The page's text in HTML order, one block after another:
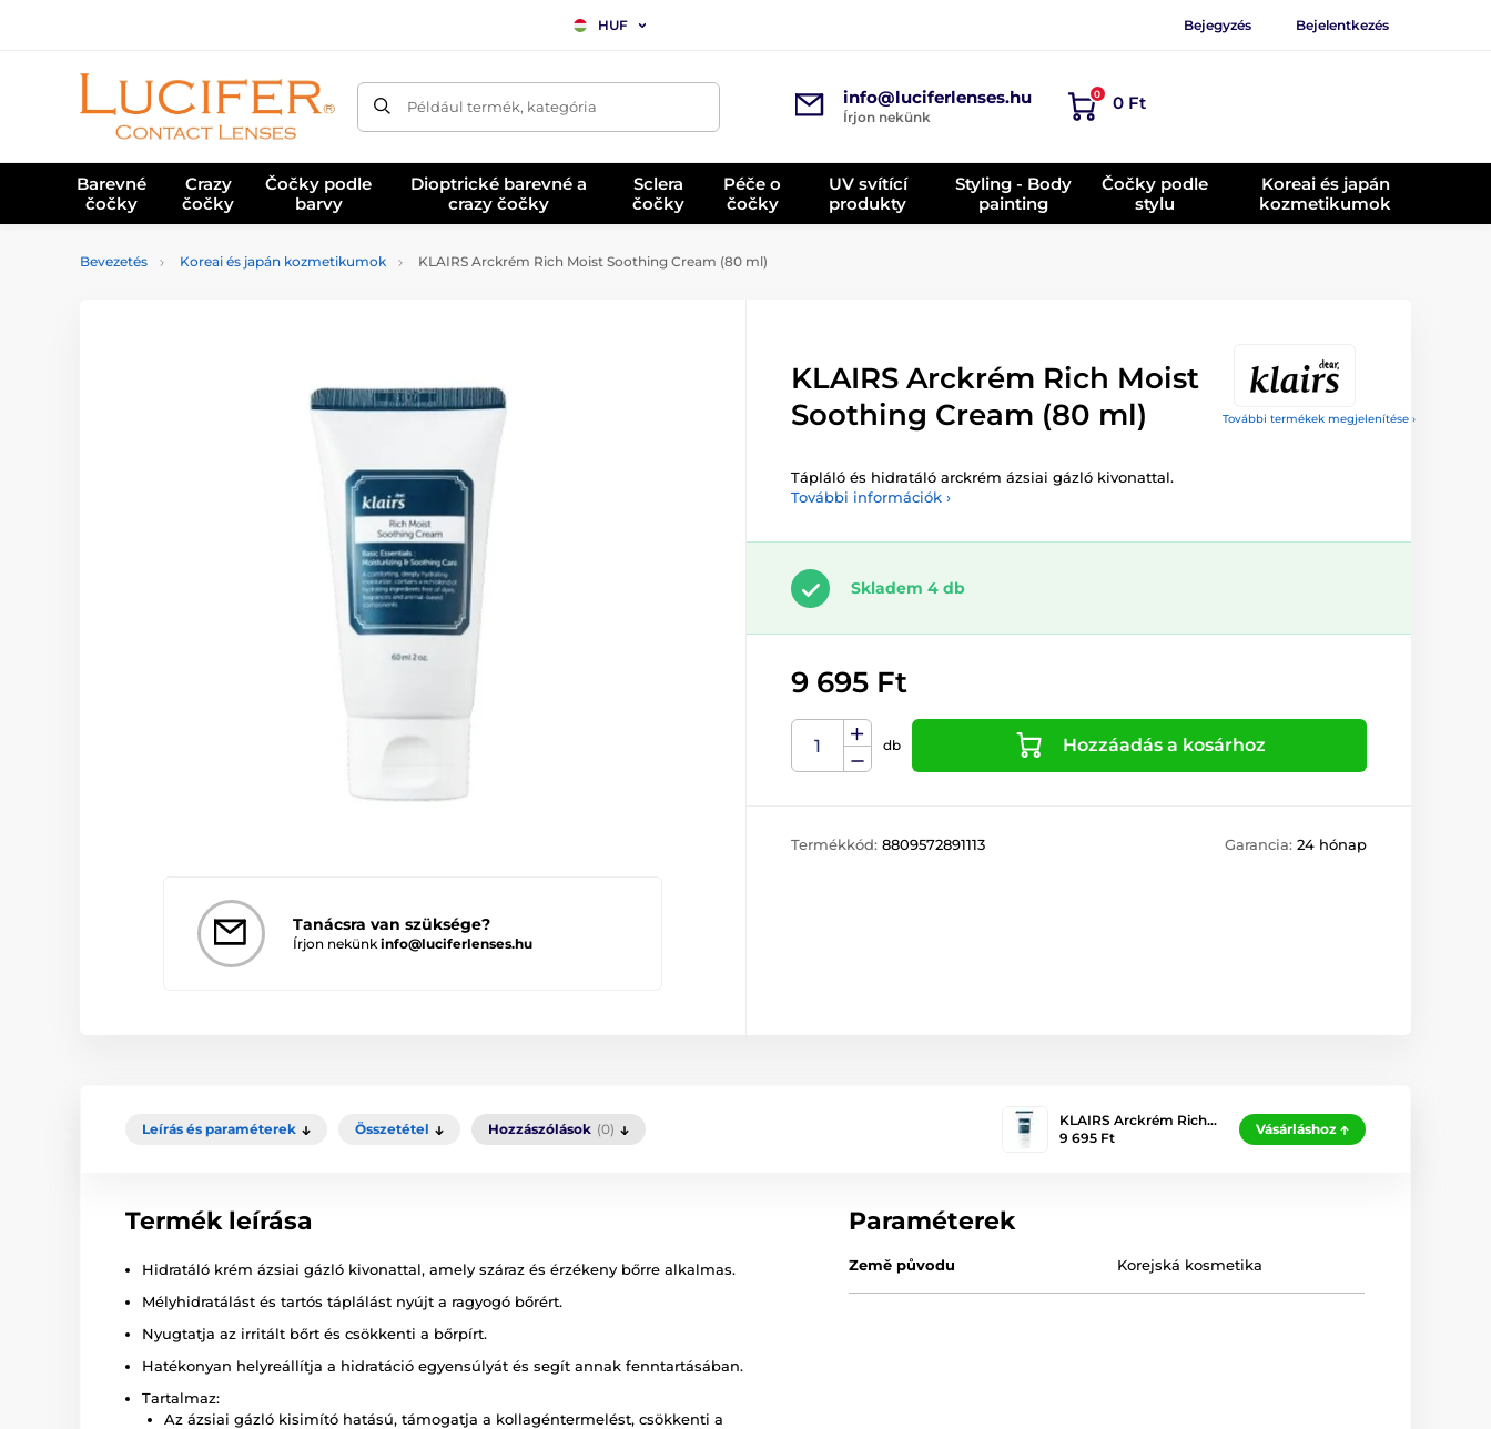
HUF Bejegyzés Bejelentkezés
Például termék, kategória info@luciferlenses.hu
Írjon nekünk
0 0 Ft
Barevné
čočky
Crazy
čočky
Čočky podle
barvy
Dioptrické barevné a
crazy čočky
Sclera
čočky
Péče o
čočky
UV svítící
produkty
Styling - Body
painting
Čočky podle
stylu
Koreai és japán
kozmetikumok
Bevezetés Koreai és japán kozmetikumok KLAIRS Arckrém Rich Moist Soothing Cream (80 ml)
További termékek megjelenítése ›
Tanácsra van szüksége?
Írjon nekünk info@luciferlenses.hu
KLAIRS Arckrém Rich Moist
Soothing Cream (80 ml)
Tápláló és hidratáló arckrém ázsiai gázló kivonattal.
További információk ›
Skladem 4 db
9 695 Ft
db Hozzáadás a kosárhoz
Termékkód: 8809572891113 Garancia: 24 hónap
Leírás és paraméterek Összetétel Hozzászólások (0)
KLAIRS Arckrém Rich…
9 695 Ft
Vásárláshoz
Termék leírása
Hidratáló krém ázsiai gázló kivonattal, amely száraz és érzékeny bőrre alkalmas.
Mélyhidratálást és tartós táplálást nyújt a ragyogó bőrért.
Nyugtatja az irritált bőrt és csökkenti a bőrpírt.
Hatékonyan helyreállítja a hidratáció egyensúlyát és segít annak fenntartásában.
Tartalmaz:
Az ázsiai gázló kisimító hatású, támogatja a kollagéntermelést, csökkenti a
Paraméterek
Země původu Korejská kosmetika